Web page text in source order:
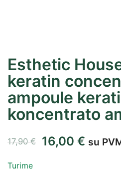
Esthetic
keratin
ampoule
koncentrato
17,90€ 16,00 € su
Turime